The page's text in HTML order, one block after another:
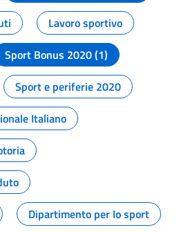
Lavoro sportivo
Sport Bonus 2020 (1)
Sport e periferie 2020
Italiano
Dipartimento per lo sport